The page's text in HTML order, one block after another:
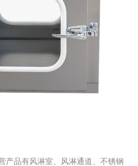
产品有风淋室、风淋通道、不锈钢